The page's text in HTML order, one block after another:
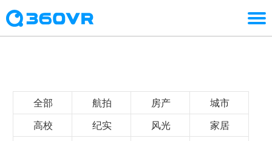
全部 航拍 房产 城市
高校 纪实 风光 家居